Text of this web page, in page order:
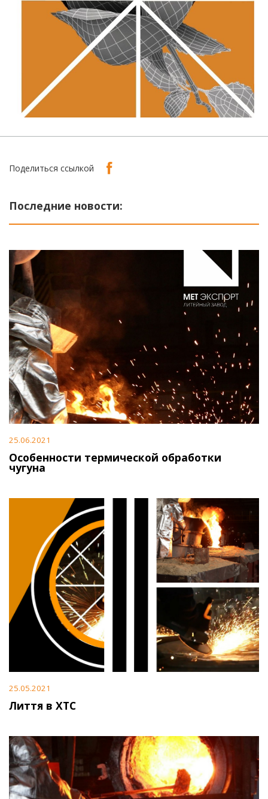
Поделиться ссылкой
Последние новости:
25.06.2021
Особенности термической обработки
чугуна
25.05.2021
Лиття в ХТС